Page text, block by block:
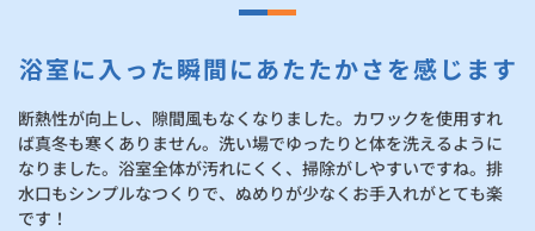
浴室に入った瞬間にあたたかさを感じます
断熱性が向上し、隙間風もなくなりました。カワックを使用すれ
ば真冬も寒くありません。洗い場でゆったりと体を洗えるように
なりました。浴室全体が汚れにくく、掃除がしやすいですね。排
水口もシンプルなつくりで、ぬめりが少なくお手入れがとても楽
です！